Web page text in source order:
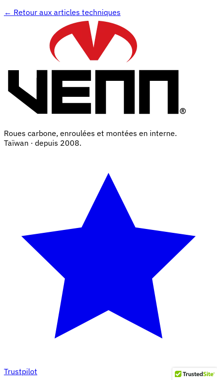
← Retour aux articles techniques
Roues carbone, enroulées et montées en interne.
Taïwan · depuis 2008.
Trustpilot